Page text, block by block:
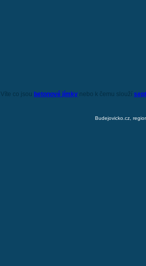
Víte co jsou betonové jímky nebo k čemu slouží
Budejovicko.cz,